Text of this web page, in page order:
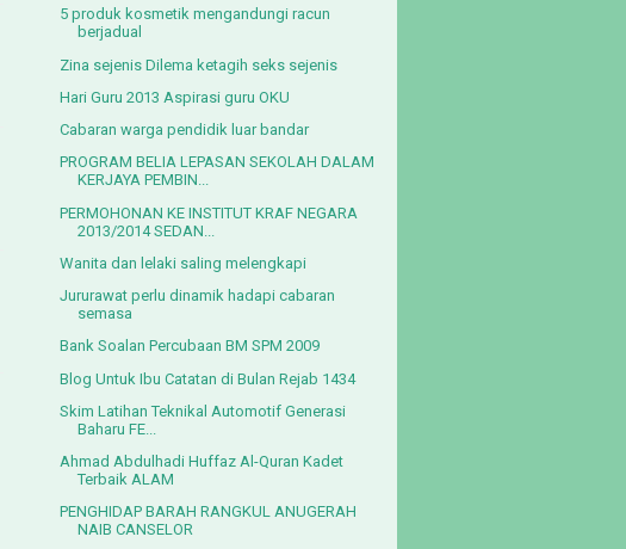
5 produk kosmetik mengandungi racun
berjadual
Zina sejenis Dilema ketagih seks sejenis
Hari Guru 2013 Aspirasi guru OKU
Cabaran warga pendidik luar bandar
PROGRAM BELIA LEPASAN SEKOLAH DALAM
KERJAYA PEMBIN...
PERMOHONAN KE INSTITUT KRAF NEGARA
2013/2014 SEDAN...
Wanita dan lelaki saling melengkapi
Jururawat perlu dinamik hadapi cabaran
semasa
Bank Soalan Percubaan BM SPM 2009
Blog Untuk Ibu Catatan di Bulan Rejab 1434
Skim Latihan Teknikal Automotif Generasi
Baharu FE...
Ahmad Abdulhadi Huffaz Al-Quran Kadet
Terbaik ALAM
PENGHIDAP BARAH RANGKUL ANUGERAH
NAIB CANSELOR